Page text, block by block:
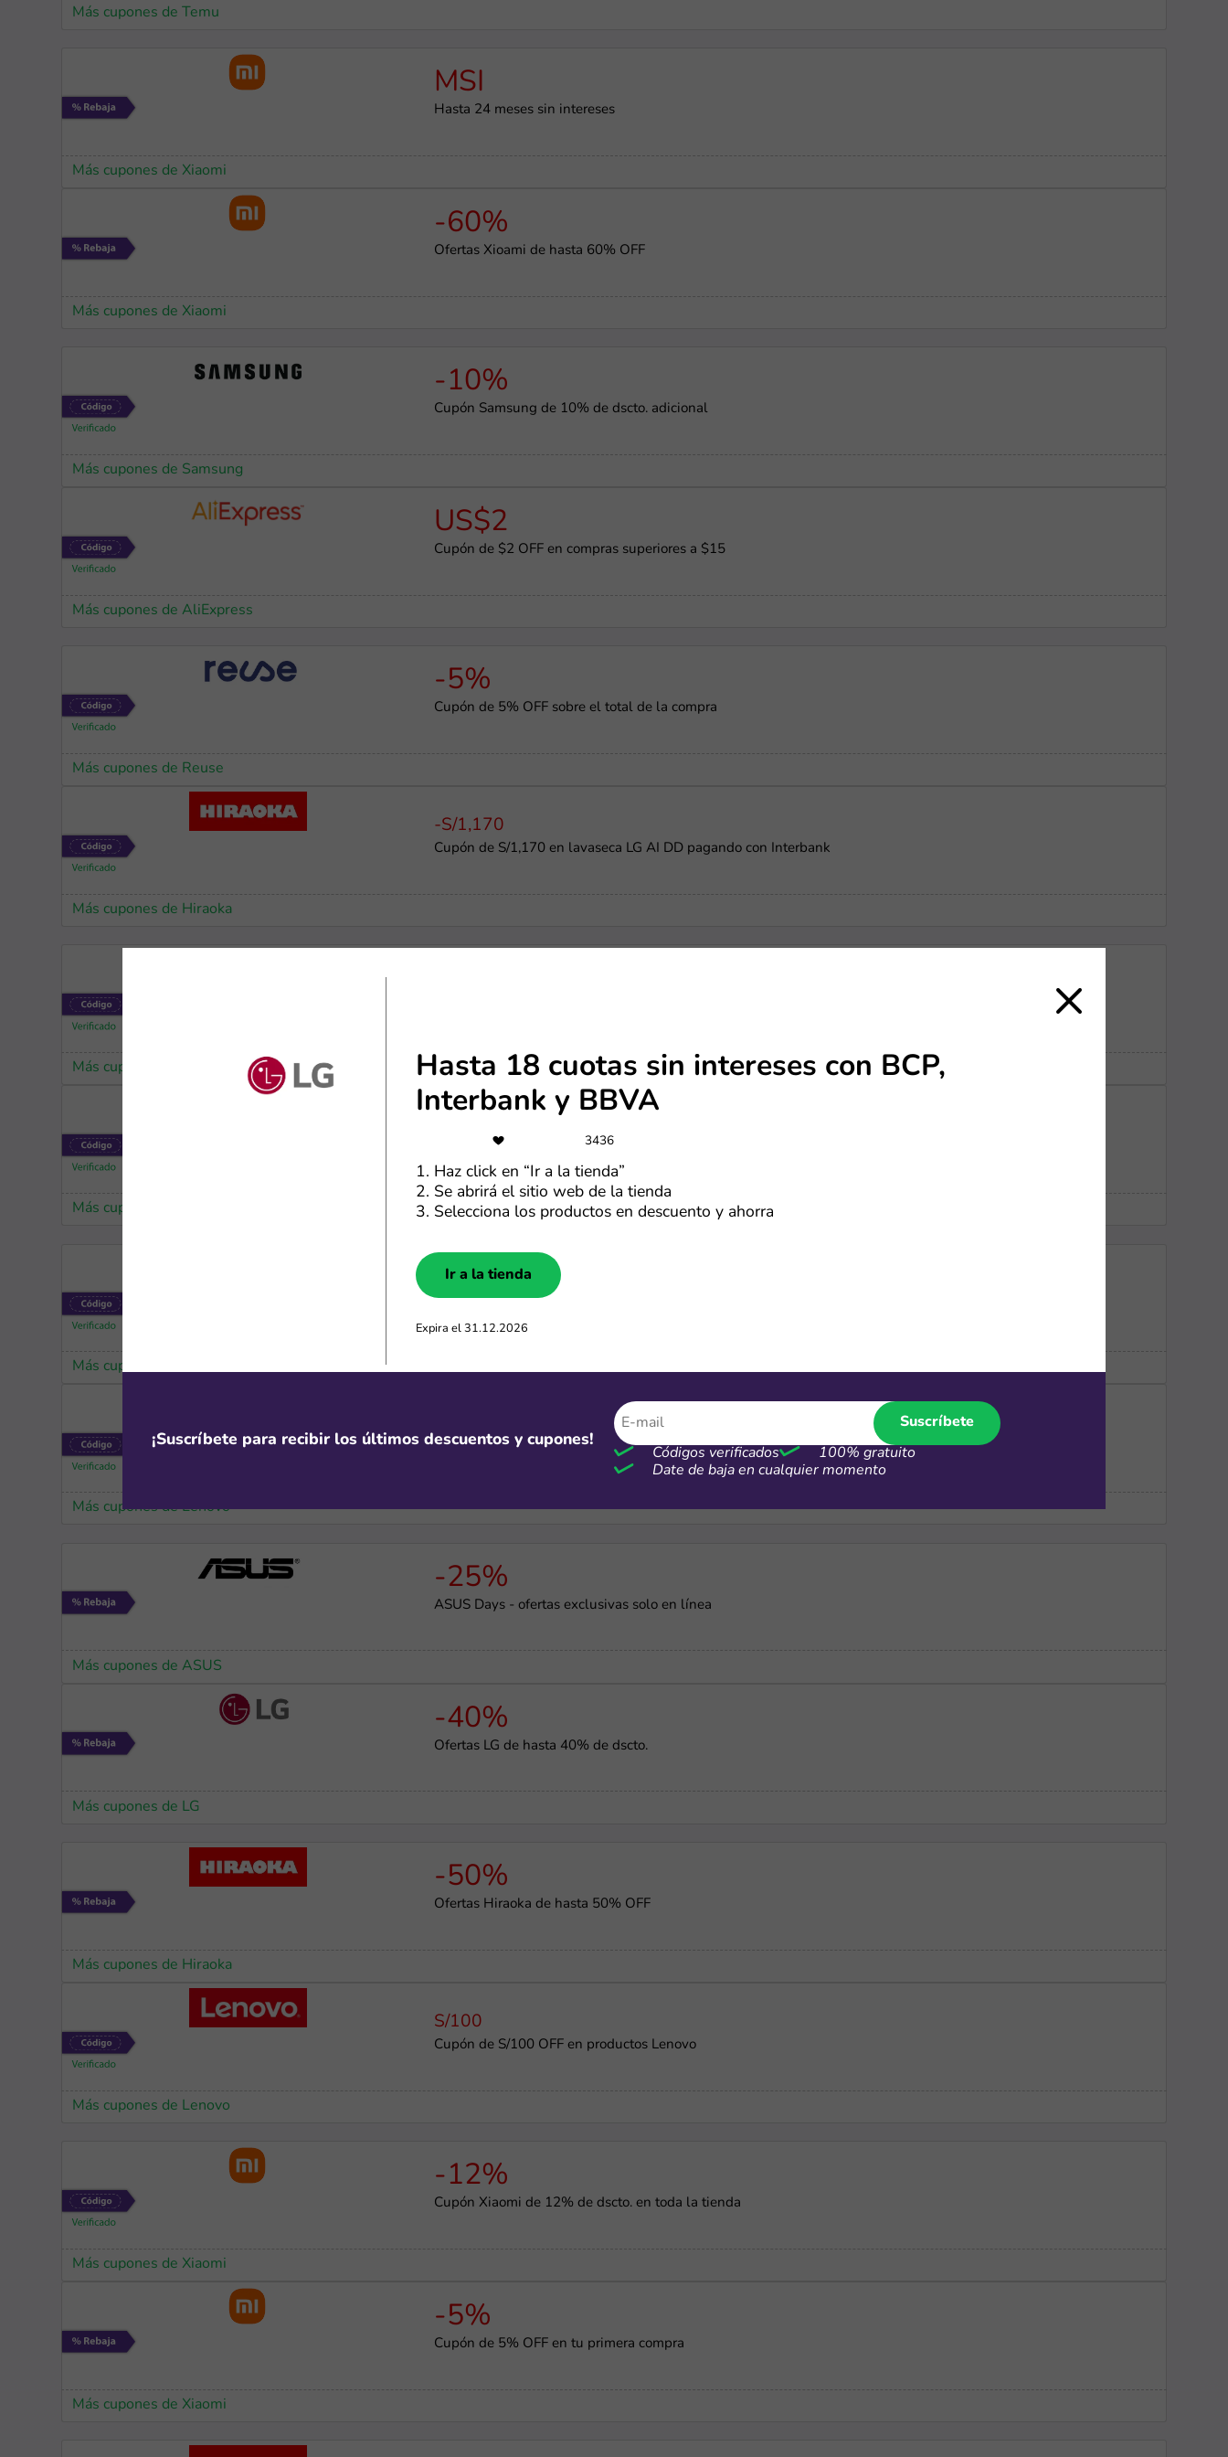
Más cupones de Temu
MSI
Hasta 24 meses sin intereses
Más cupones de Xiaomi
-60%
Ofertas Xioami de hasta 60% OFF
Más cupones de Xiaomi
-10%
Cupón Samsung de 10% de dscto. adicional
Más cupones de Samsung
US$2
Cupón de $2 OFF en compras superiores a $15
Más cupones de AliExpress
-5%
Cupón de 5% OFF sobre el total de la compra
Más cupones de Reuse
-S/1,170
Cupón de S/1,170 en lavaseca LG AI DD pagando con Interbank
Más cupones de Hiraoka
Más cupones de AliExpress
Cupón de 5% de dscto. por compras mayores a S/7 mil
Más cupones de HP
-15%
Más cupones de SHEIN
Cupón de hasta 3% OFF en compras sobre S/800
Más cupones de Lenovo
-25%
ASUS Days - ofertas exclusivas solo en línea
Más cupones de ASUS
-40%
Ofertas LG de hasta 40% de dscto.
Más cupones de LG
-50%
Ofertas Hiraoka de hasta 50% OFF
Más cupones de Hiraoka
S/100
Cupón de S/100 OFF en productos Lenovo
Más cupones de Lenovo
-12%
Cupón Xiaomi de 12% de dscto. en toda la tienda
Más cupones de Xiaomi
-5%
Cupón de 5% OFF en tu primera compra
Más cupones de Xiaomi
Hasta 18 cuotas sin intereses con BCP,
Interbank y BBVA
3436
1. Haz click en “Ir a la tienda”
2. Se abrirá el sitio web de la tienda
3. Selecciona los productos en descuento y ahorra
Ir a la tienda
Expira el 31.12.2026
¡Suscríbete para recibir los últimos descuentos y cupones!
Suscríbete
Códigos verificados
100% gratuito
Date de baja en cualquier momento